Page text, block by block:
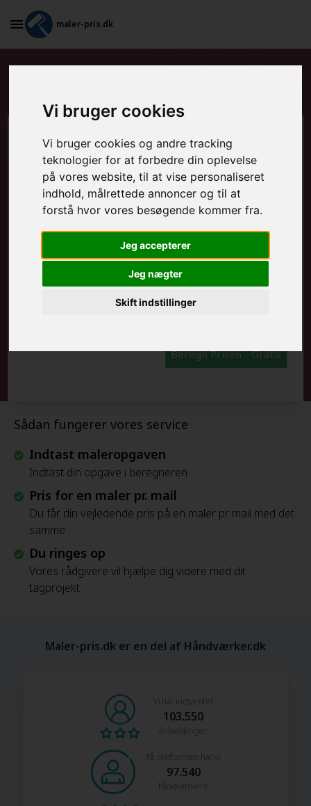
Vi bruger cookies
Vi bruger cookies og andre tracking
teknologier for at forbedre din oplevelse
på vores website, til at vise personaliseret
indhold, målrettede annoncer og til at
forstå hvor vores besøgende kommer fra.
Jeg accepterer
Jeg nægter
Skift indstillinger
maler-pris.dk
Sådan fungerer vores service
Indtast maleropgaven
Indtast din opgave i beregneren
Pris for en maler pr. mail
Du får din vejledende pris på en maler pr. mail med det
samme
Du ringes op
Vores rådgivere vil hjælpe dig videre med dit
tagprojekt
Beregn prisen her
MALEROPGAVER - INDVENDIGT:
MALEROPGAVER - UDVENDIGT:
FRAFLYTNINGSPAKKE:
Beregn Prisen - Gratis
Maler-pris.dk er en del af Håndværker.dk
Vi har indsamlet
103.550
anbefalinger
På platformen har vi
97.540
håndværkere